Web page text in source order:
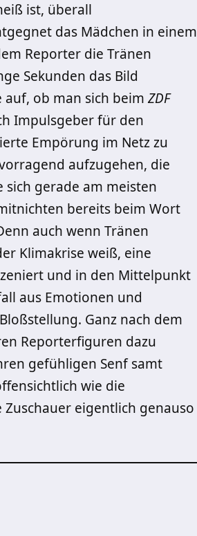
ist, überall
das Mädchen in einem
Reporter die Tränen
Sekunden das Bild
auf, ob man sich beim ZDF
Impulsgeber für den
Empörung im Netz zu
aufzugehen, die
gerade am meisten
bereits beim Wort
auch wenn Tränen
Klimakrise weiß, eine
und in den Mittelpunkt
aus Emotionen und
Ganz nach dem
Reporterfiguren dazu
gefühligen Senf samt
wie die
eigentlich genauso